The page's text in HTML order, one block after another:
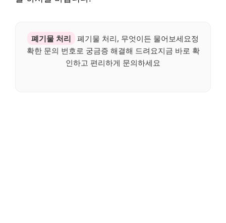
폐기물 처리
폐기물 처리, 무엇이든 물어보세요정
확한 문의 번호로 궁금증 해결해 드려요지금 바로 확
인하고 편리하게 문의하세요